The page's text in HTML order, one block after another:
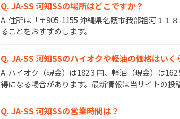
Q. JA-SS 河知SSの場所はどこですか？
A. 住所は「〒905-1155 沖縄県名護市我部祖河１１
ることをおすすめします。
Q. JA-SS 河知SSのハイオクや軽油の価格はいく
A. ハイオク（現金）は182.3 円、軽油（現金）は
得になる場合があります。最新情報は当サイトの投
Q. JA-SS 河知SSの営業時間は？